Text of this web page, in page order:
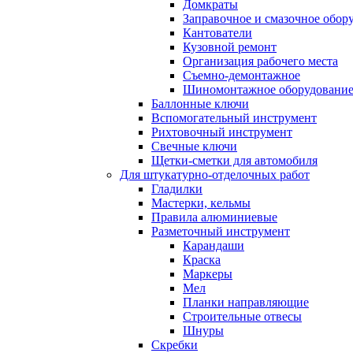
Домкраты
Заправочное и смазочное
Кантователи
Кузовной ремонт
Организация рабочего места
Съемно-демонтажное
Шиномонтажное оборудование
Баллонные ключи
Вспомогательный инструмент
Рихтовочный инструмент
Свечные ключи
Щетки-сметки для автомобиля
Для штукатурно-отделочных работ
Гладилки
Мастерки, кельмы
Правила алюминиевые
Разметочный инструмент
Карандаши
Краска
Маркеры
Мел
Планки направляющие
Строительные отвесы
Шнуры
Скребки